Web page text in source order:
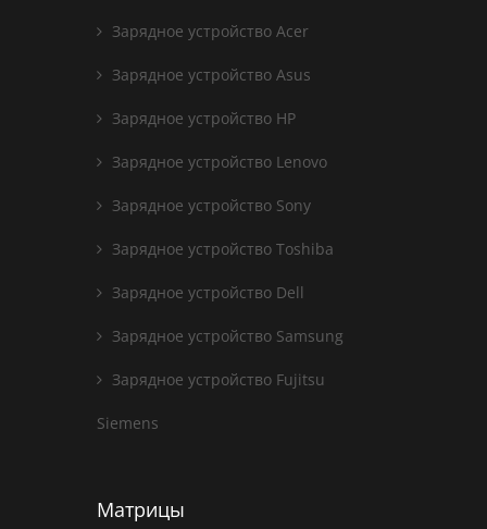
Зарядное устройство Acer
Зарядное устройство Asus
Зарядное устройство HP
Зарядное устройство Lenovo
Зарядное устройство Sony
Зарядное устройство Toshiba
Зарядное устройство Dell
Зарядное устройство Samsung
Зарядное устройство Fujitsu
Siemens
Матрицы